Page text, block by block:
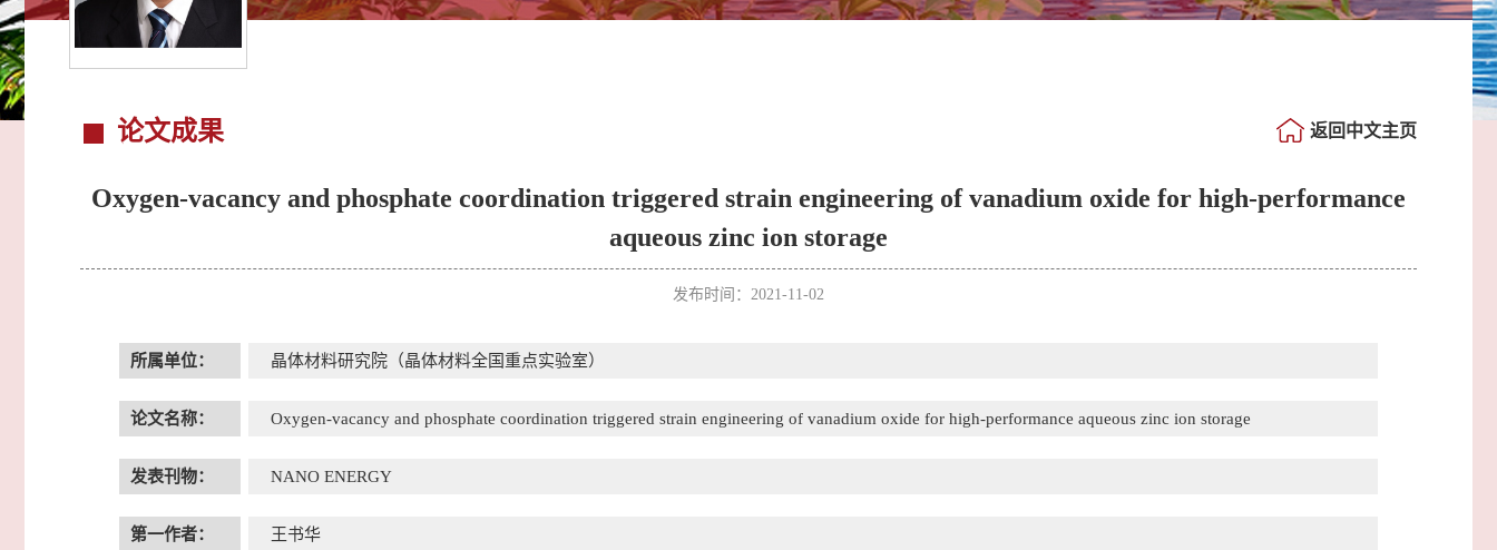
论文成果 返回中文主页
Oxygen-vacancy and phosphate coordination triggered strain engineering of vanadium oxide for high-performance
aqueous zinc ion storage
发布时间：2021-11-02
所属单位： 晶体材料研究院（晶体材料全国重点实验室）
论文名称： Oxygen-vacancy and phosphate coordination triggered strain engineering of vanadium oxide for high-performance aqueous zinc ion storage
发表刊物： NANO ENERGY
第一作者： 王书华